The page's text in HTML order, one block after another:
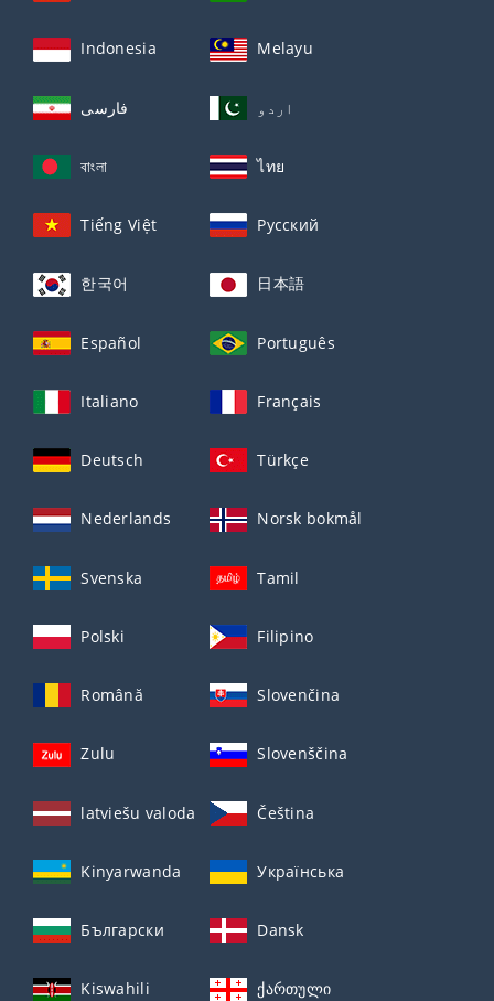
Indonesia Melayu
فارسی اردو
বাংলা ไทย
Tiếng Việt Русский
한국어 日本語
Español Português
Italiano Français
Deutsch Türkçe
Nederlands Norsk bokmål
Svenska Tamil
Polski Filipino
Română Slovenčina
Zulu Slovenščina
latviešu valoda Čeština
Kinyarwanda Українська
Български Dansk
Kiswahili ქართული